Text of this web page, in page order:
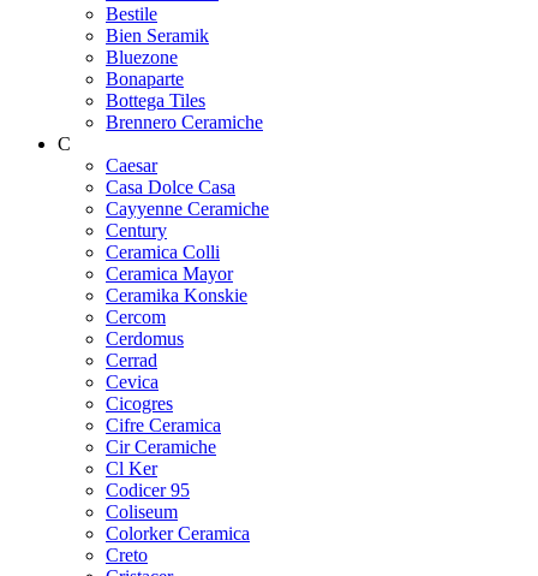
Bestile
Bien Seramik
Bluezone
Bonaparte
Bottega Tiles
Brennero Ceramiche
C
Caesar
Casa Dolce Casa
Cayyenne Ceramiche
Century
Ceramica Colli
Ceramica Mayor
Ceramika Konskie
Cercom
Cerdomus
Cerrad
Cevica
Cicogres
Cifre Ceramica
Cir Ceramiche
Cl Ker
Codicer 95
Coliseum
Colorker Ceramica
Creto